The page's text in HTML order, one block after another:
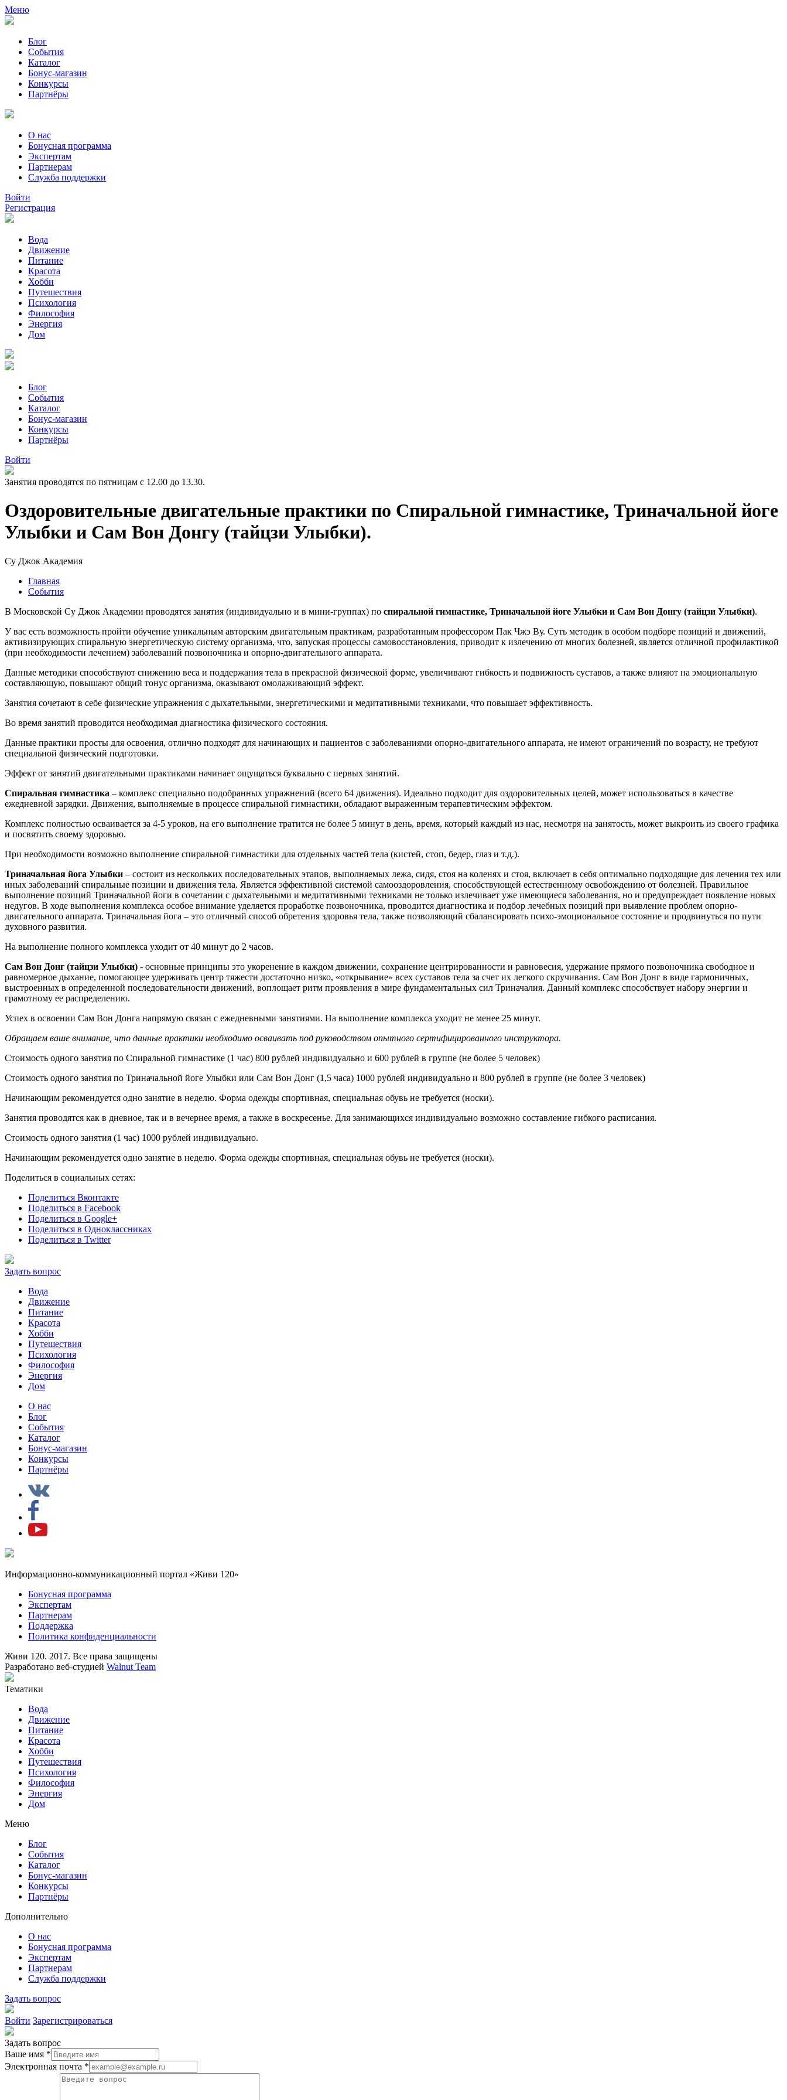
Меню
Блог
События
Каталог
Бонус-магазин
Конкурсы
Партнёры
О нас
Бонусная программа
Экспертам
Партнерам
Служба поддержки
Войти
Регистрация
Вода
Движение
Питание
Красота
Хобби
Путешествия
Психология
Философия
Энергия
Дом
Блог
События
Каталог
Бонус-магазин
Конкурсы
Партнёры
Войти
Занятия проводятся по пятницам с 12.00 до 13.30.
Оздоровительные двигательные практики по Спиральной гимнастике, Триначальной йоге
Улыбки и Сам Вон Донгу (тайцзи Улыбки).
Су Джок Академия
Главная
События
В Московской Су Джок Академии проводятся занятия (индивидуально и в мини-группах) по спиральной гимнастике, Триначальной йоге Улыбки и Сам Вон Донгу (тайцзи Улыбки).
У вас есть возможность пройти обучение уникальным авторским двигательным практикам, разработанным профессором Пак Чжэ Ву. Суть методик в особом подборе позиций и движений,
активизирующих спиральную энергетическую систему организма, что, запуская процессы самовосстановления, приводит к излечению от многих болезней, является отличной профилактикой
(при необходимости лечением) заболеваний позвоночника и опорно-двигательного аппарата.
Данные методики способствуют снижению веса и поддержания тела в прекрасной физической форме, увеличивают гибкость и подвижность суставов, а также влияют на эмоциональную
составляющую, повышают общий тонус организма, оказывают омолаживающий эффект.
Занятия сочетают в себе физические упражнения с дыхательными, энергетическими и медитативными техниками, что повышает эффективность.
Во время занятий проводится необходимая диагностика физического состояния.
Данные практики просты для освоения, отлично подходят для начинающих и пациентов с заболеваниями опорно-двигательного аппарата, не имеют ограничений по возрасту, не требуют
специальной физический подготовки.
Эффект от занятий двигательными практиками начинает ощущаться буквально с первых занятий.
Спиральная гимнастика – комплекс специально подобранных упражнений (всего 64 движения). Идеально подходит для оздоровительных целей, может использоваться в качестве
ежедневной зарядки. Движения, выполняемые в процессе спиральной гимнастики, обладают выраженным терапевтическим эффектом.
Комплекс полностью осваивается за 4-5 уроков, на его выполнение тратится не более 5 минут в день, время, который каждый из нас, несмотря на занятость, может выкроить из своего графика
и посвятить своему здоровью.
При необходимости возможно выполнение спиральной гимнастики для отдельных частей тела (кистей, стоп, бедер, глаз и т.д.).
Триначальная йога Улыбки – состоит из нескольких последовательных этапов, выполняемых лежа, сидя, стоя на коленях и стоя, включает в себя оптимально подходящие для лечения тех или
иных заболеваний спиральные позиции и движения тела. Является эффективной системой самооздоровления, способствующей естественному освобождению от болезней. Правильное
выполнение позиций Триначальной йоги в сочетании с дыхательными и медитативными техниками не только излечивает уже имеющиеся заболевания, но и предупреждает появление новых
недугов. В ходе выполнения комплекса особое внимание уделяется проработке позвоночника, проводится диагностика и подбор лечебных позиций при выявление проблем опорно-
двигательного аппарата. Триначальная йога – это отличный способ обретения здоровья тела, также позволяющий сбалансировать психо-эмоциональное состояние и продвинуться по пути
духовного развития.
На выполнение полного комплекса уходит от 40 минут до 2 часов.
Сам Вон Донг (тайцзи Улыбки) - основные принципы это укоренение в каждом движении, сохранение центрированности и равновесия, удержание прямого позвоночника свободное и
равномерное дыхание, помогающее удерживать центр тяжести достаточно низко, «открывание» всех суставов тела за счет их легкого скручивания. Сам Вон Донг в виде гармоничных,
выстроенных в определенной последовательности движений, воплощает ритм проявления в мире фундаментальных сил Триначалия. Данный комплекс способствует набору энергии и
грамотному ее распределению.
Успех в освоении Сам Вон Донга напрямую связан с ежедневными занятиями. На выполнение комплекса уходит не менее 25 минут.
Обращаем ваше внимание, что данные практики необходимо осваивать под руководством опытного сертифицированного инструктора.
Стоимость одного занятия по Спиральной гимнастике (1 час) 800 рублей индивидуально и 600 рублей в группе (не более 5 человек)
Стоимость одного занятия по Триначальной йоге Улыбки или Сам Вон Донг (1,5 часа) 1000 рублей индивидуально и 800 рублей в группе (не более 3 человек)
Начинающим рекомендуется одно занятие в неделю. Форма одежды спортивная, специальная обувь не требуется (носки).
Занятия проводятся как в дневное, так и в вечернее время, а также в воскресенье. Для занимающихся индивидуально возможно составление гибкого расписания.
Стоимость одного занятия (1 час) 1000 рублей индивидуально.
Начинающим рекомендуется одно занятие в неделю. Форма одежды спортивная, специальная обувь не требуется (носки).
Поделиться в социальных сетях:
Поделиться Вконтакте
Поделиться в Facebook
Поделиться в Google+
Поделиться в Одноклассниках
Поделиться в Twitter
Задать вопрос
Вода
Движение
Питание
Красота
Хобби
Путешествия
Психология
Философия
Энергия
Дом
О нас
Блог
События
Каталог
Бонус-магазин
Конкурсы
Партнёры
Информационно-коммуникационный портал «Живи 120»
Бонусная программа
Экспертам
Партнерам
Поддержка
Политика конфиденциальности
Живи 120. 2017. Все права защищены
Разработано веб-студией Walnut Team
Тематики
Вода
Движение
Питание
Красота
Хобби
Путешествия
Психология
Философия
Энергия
Дом
Меню
Блог
События
Каталог
Бонус-магазин
Конкурсы
Партнёры
Дополнительно
О нас
Бонусная программа
Экспертам
Партнерам
Служба поддержки
Задать вопрос
Войти Зарегистрироваться
Задать вопрос
Ваше имя *
Электронная почта *